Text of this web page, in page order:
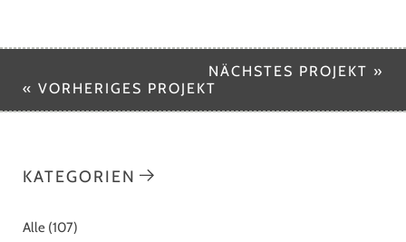
NÄCHSTES PROJEKT »
« VORHERIGES PROJEKT
KATEGORIEN
Alle (107)